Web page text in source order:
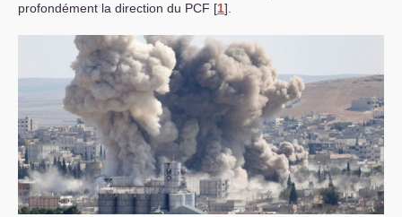
profondément la direction du PCF [1]